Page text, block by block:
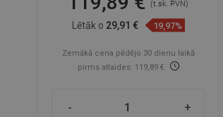
(t.sk. PVN)
Lētāk o 29,91 € 19,97%
Zemākā cena pēdējo 30 dienu laikā
pirms atlaides: 119,89 €
- +